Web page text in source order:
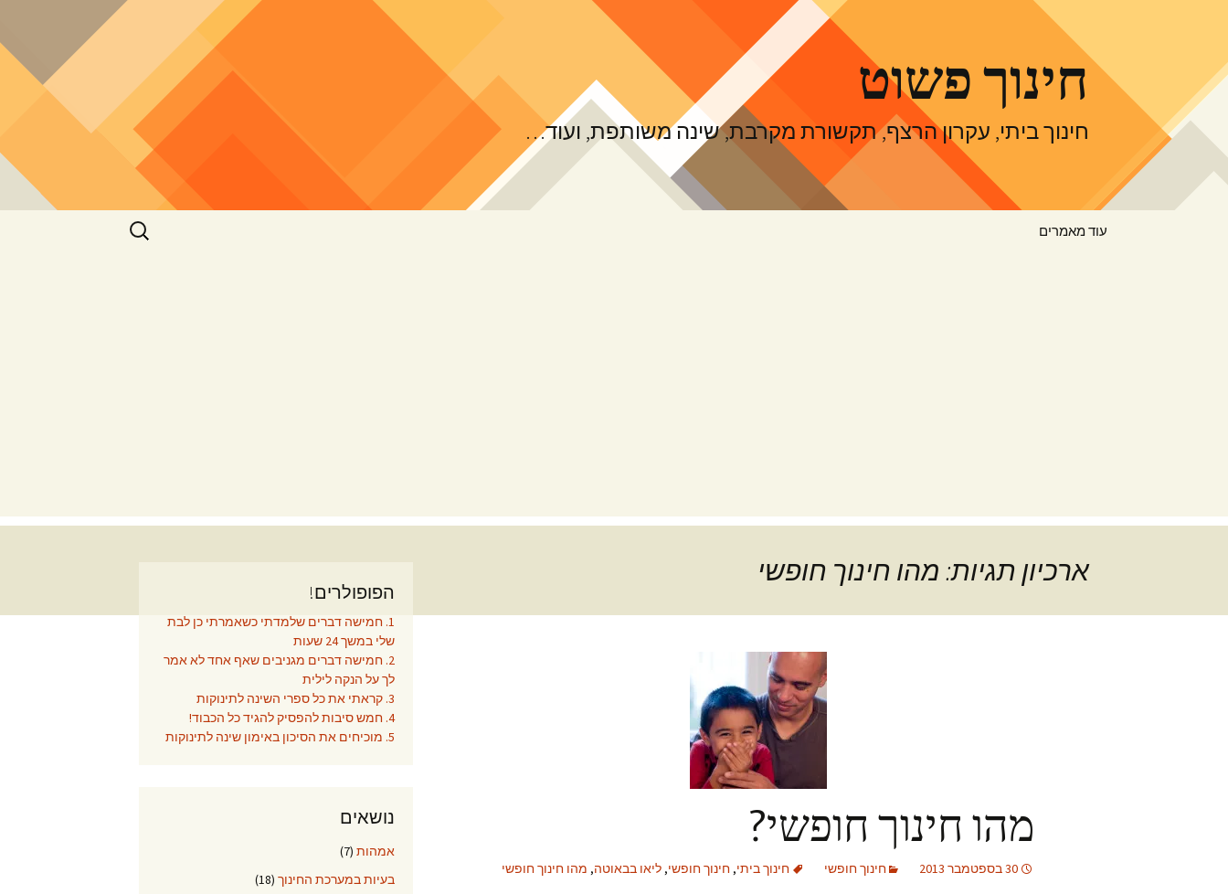
חינוך פשוט
חינוך ביתי, עקרון הרצף, תקשורת מקרבת, שינה משותפת, ועוד…
עוד מאמרים
חיפוש:
ארכיון תגיות: מהו חינוך חופשי
מהו חינוך חופשי?
30 בספטמבר 2013 חינוך חופשי חינוך ביתי, חינוך חופשי, ליאו בבאוטה, מהו חינוך חופשי
הפופולרים!
1. חמישה דברים שלמדתי כשאמרתי כן לבת
שלי במשך 24 שעות
2. חמישה דברים מגניבים שאף אחד לא אמר
לך על הנקה לילית
3. קראתי את כל ספרי השינה לתינוקות
4. חמש סיבות להפסיק להגיד כל הכבוד!
5. מוכיחים את הסיכון באימון שינה לתינוקות
נושאים
אמהות (7)
בעיות במערכת החינוך (18)